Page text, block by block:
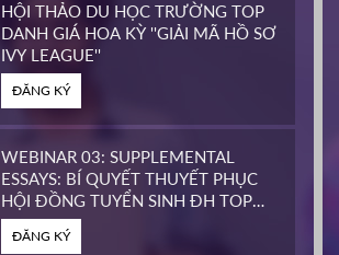
ĐĂNG KÝ
CALIFORNIA STATE UNIVERSITY,
ĐĂNG KÝ
PIERCE COLLEGE
HỘI THẢO DU HỌC TRƯỜNG TOP
DANH GIÁ HOA KỲ ''GIẢI MÃ HỒ SƠ
IVY LEAGUE''
ĐĂNG KÝ
WEBINAR 03: SUPPLEMENTAL
ESSAYS: BÍ QUYẾT THUYẾT PHỤC
HỘI ĐỒNG TUYỂN SINH ĐH TOP
ĐẦU MỸ
ĐĂNG KÝ